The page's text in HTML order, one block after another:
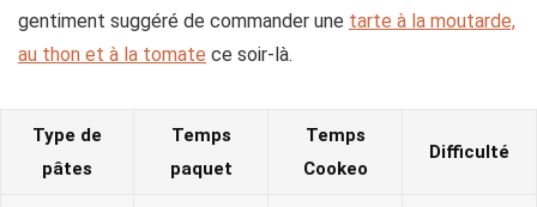
gentiment suggéré de commander une tarte à la moutarde,
au thon et à la tomate ce soir-là.
Type de
pâtes
Temps
paquet
Temps
Cookeo
Difficulté